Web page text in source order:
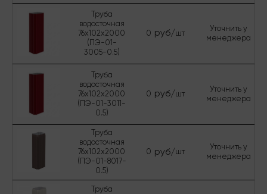
Труба
водосточная
76х102х2000
(ПЭ-01-
3005-0.5)
0 руб/шт
Уточнить у
менеджера
Труба
водосточная
76х102х2000
(ПЭ-01-3011-
0.5)
0 руб/шт
Уточнить у
менеджера
Труба
водосточная
76х102х2000
(ПЭ-01-8017-
0.5)
0 руб/шт
Уточнить у
менеджера
Труба